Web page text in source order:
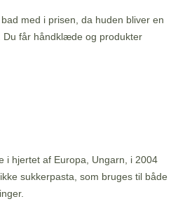
med i prisen, da huden bliver en
Du får håndklæde og produkter
i hjertet af Europa, Ungarn, i 2004
sukkerpasta, som bruges til både